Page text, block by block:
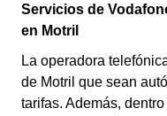
Servicios de
en Motril
La operadora
de Motril que sean
tarifas. Además,